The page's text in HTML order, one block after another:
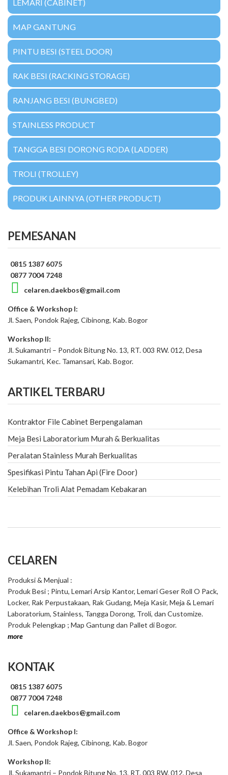
LEMARI (CABINET)
MAP GANTUNG
PINTU BESI (STEEL DOOR)
RAK BESI (RACKING STORAGE)
RANJANG BESI (BUNGBED)
STAINLESS PRODUCT
TANGGA BESI DORONG RODA (LADDER)
TROLI (TROLLEY)
PRODUK LAINNYA (OTHER PRODUCT)
PEMESANAN
0815 1387 6075
0877 7004 7248
celaren.daekbos@gmail.com
Office & Workshop I:
Jl. Saen, Pondok Rajeg, Cibinong, Kab. Bogor
Workshop II:
Jl. Sukamantri – Pondok Bitung No. 13, RT. 003 RW. 012, Desa
Sukamantri, Kec. Tamansari, Kab. Bogor.
ARTIKEL TERBARU
Kontraktor File Cabinet Berpengalaman
Meja Besi Laboratorium Murah & Berkualitas
Peralatan Stainless Murah Berkualitas
Spesifikasi Pintu Tahan Api (Fire Door)
Kelebihan Troli Alat Pemadam Kebakaran
CELAREN
Produksi & Menjual :
Produk Besi ; Pintu, Lemari Arsip Kantor, Lemari Geser Roll O Pack,
Locker, Rak Perpustakaan, Rak Gudang, Meja Kasir, Meja & Lemari
Laboratorium, Stainless, Tangga Dorong, Troli, dan Customize.
Produk Pelengkap ; Map Gantung dan Pallet di Bogor.
more
KONTAK
0815 1387 6075
0877 7004 7248
celaren.daekbos@gmail.com
Office & Workshop I:
Jl. Saen, Pondok Rajeg, Cibinong, Kab. Bogor
Workshop II:
Jl. Sukamantri – Pondok Bitung No. 13, RT. 003 RW. 012, Desa